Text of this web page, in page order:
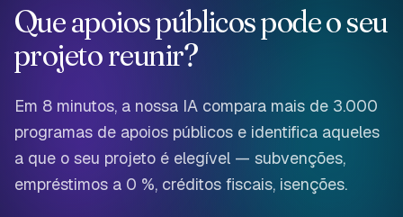
Que apoios públicos pode o seu
projeto reunir?
Em 8 minutos, a nossa IA compara mais de 3.000
programas de apoios públicos e identifica aqueles
a que o seu projeto é elegível — subvenções,
empréstimos a 0 %, créditos fiscais, isenções.